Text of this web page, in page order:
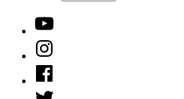
YouTube
Instagram
Facebook
Twitter